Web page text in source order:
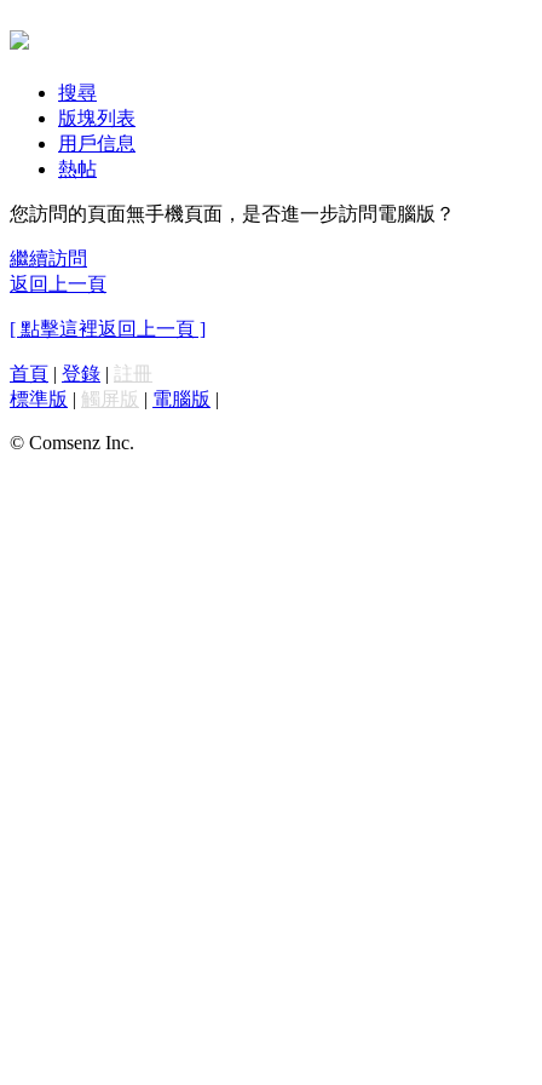
搜尋
版塊列表
用戶信息
熱帖
您訪問的頁面無手機頁面，是否進一步訪問電腦版？
繼續訪問
返回上一頁
[ 點擊這裡返回上一頁 ]
首頁 | 登錄 | 註冊
標準版 | 觸屏版 | 電腦版 |
© Comsenz Inc.